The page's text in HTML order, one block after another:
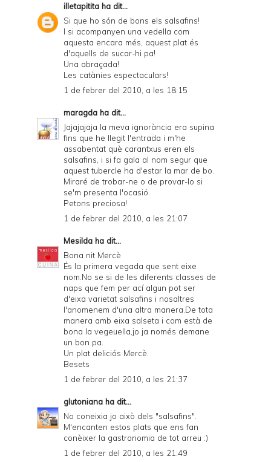
illetapitita ha dit...
Si que ho són de bons els salsafins!
I si acompanyen una vedella com
aquesta encara més, aquest plat és
d'aquells de sucar-hi pa!
Una abraçada!
Les catànies espectaculars!
1 de febrer del 2010, a les 18:15
maragda ha dit...
Jajajajaja la meva ignorància era supina
fins que he llegit l'entrada i m'he
assabentat què carantxus eren els
salsafins, i si fa gala al nom segur que
aquest tubercle ha d'estar la mar de bo.
Miraré de trobar-ne o de provar-lo si
se'm presenta l'ocasió.
Petons preciosa!
1 de febrer del 2010, a les 21:07
Mesilda ha dit...
Bona nit Mercè
És la primera vegada que sent eixe
nom.No se si de les diferents classes de
naps que fem per ací algun pot ser
d'eixa varietat salsafins i nosaltres
l'anomenem d'una altra manera.De tota
manera amb eixa salseta i com està de
bona la vegeuella,jo ja només demane
un bon pa.
Un plat deliciós Mercè.
Besets
1 de febrer del 2010, a les 21:37
glutoniana ha dit...
No coneixia jo això dels "salsafins".
M'encanten estos plats que ens fan
conèixer la gastronomia de tot arreu :)
1 de febrer del 2010, a les 21:49